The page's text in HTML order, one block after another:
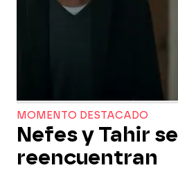
MOMENTO DESTACADO
Nefes y Tahir se
reencuentran